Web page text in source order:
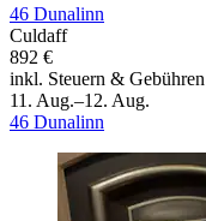
46 Dunalinn
Culdaff
892 €
inkl. Steuern & Gebühren
11. Aug.–12. Aug.
46 Dunalinn